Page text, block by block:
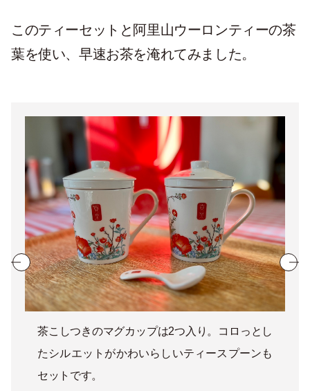
このティーセットと阿里山ウーロンティーの茶
葉を使い、早速お茶を淹れてみました。
茶こしつきのマグカップは2つ入り。コロっとし
たシルエットがかわいらしいティースプーンも
セットです。